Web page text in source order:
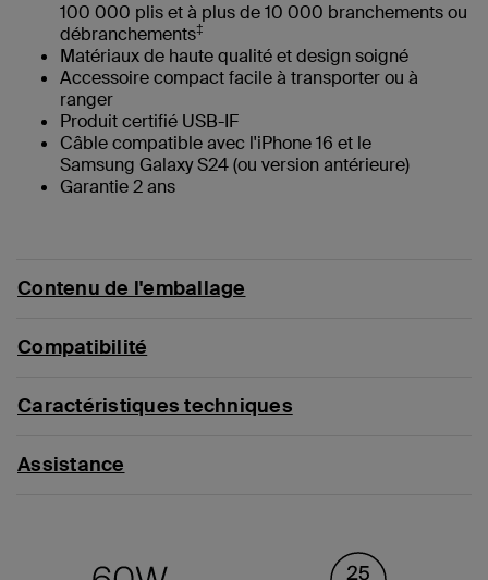
100 000 plis et à plus de 10 000 branchements ou
débranchements‡
Matériaux de haute qualité et design soigné
Accessoire compact facile à transporter ou à
ranger
Produit certifié USB-IF
Câble compatible avec l'iPhone 16 et le
Samsung Galaxy S24 (ou version antérieure)
Garantie 2 ans
Contenu de l'emballage
Compatibilité
Caractéristiques techniques
Assistance